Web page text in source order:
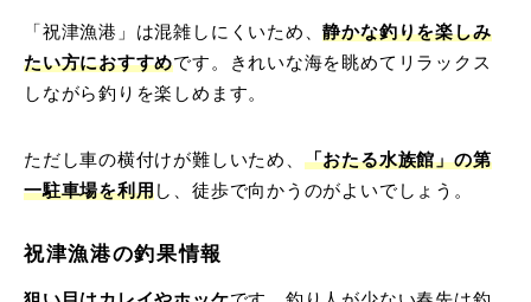
「祝津漁港」は混雑しにくいため、静かな釣りを楽しみ
たい方におすすめです。きれいな海を眺めてリラックス
しながら釣りを楽しめます。
ただし車の横付けが難しいため、 「おたる水族館」の第
一駐車場を利用し、徒歩で向かうのがよいでしょう。
祝津漁港の釣果情報